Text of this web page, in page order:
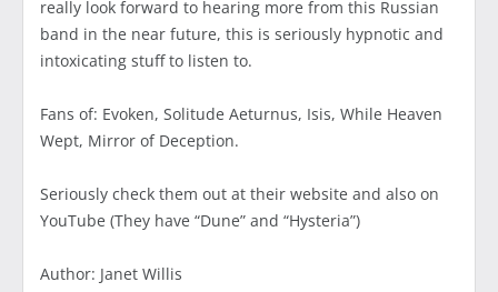
really look forward to hearing more from this Russian
band in the near future, this is seriously hypnotic and
intoxicating stuff to listen to.
Fans of: Evoken, Solitude Aeturnus, Isis, While Heaven
Wept, Mirror of Deception.
Seriously check them out at their website and also on
YouTube (They have “Dune” and “Hysteria”)
Author: Janet Willis